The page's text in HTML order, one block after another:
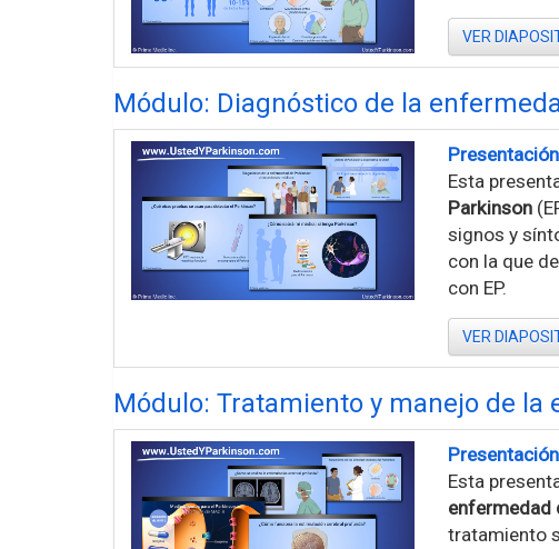
VER
Módulo: Diagnóstico de la
Esta
Parkinson
signos y
con la que
con EP.
VER
Módulo: Tratamiento y manejo de la
Esta
enfermedad
tratamiento